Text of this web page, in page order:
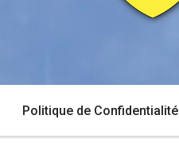
Politique de Confidentialité